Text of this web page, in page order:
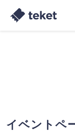
イベントペ